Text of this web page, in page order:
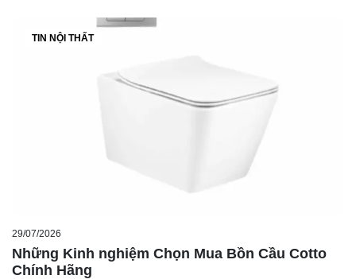
TIN NỘI THẤT
29/07/2026
Những Kinh nghiệm Chọn Mua Bồn Cầu Cotto
Chính Hãng